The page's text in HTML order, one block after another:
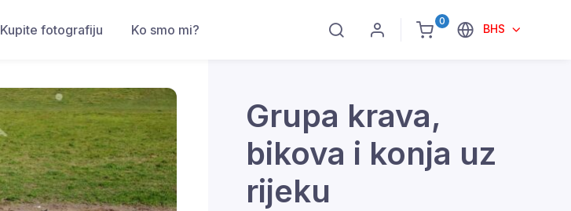
0
BHS
Kupite fotografiju Ko smo mi?
Grupa krava,
bikova i konja uz
rijeku